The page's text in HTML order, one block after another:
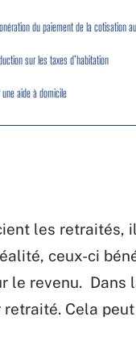
du paiement de la cotisation
sur les taxes d’habitation
une aide à domicile
les retraités,
ceux-ci
le revenu. Dans
Cela peut